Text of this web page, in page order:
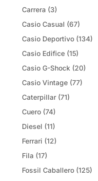
Carrera (3)
Casio Casual (67)
Casio Deportivo (134)
Casio Edifice (15)
Casio G-Shock (20)
Casio Vintage (77)
Caterpillar (71)
Cuero (74)
Diesel (11)
Ferrari (12)
Fila (17)
Fossil Caballero (125)